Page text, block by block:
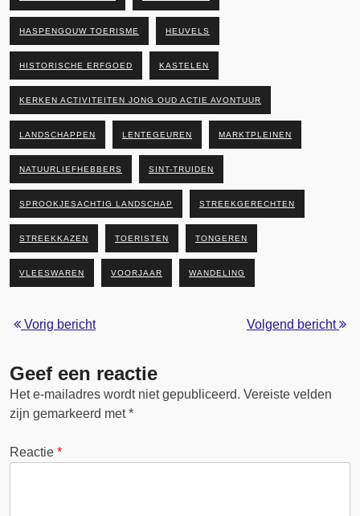
HASPENGOUW TOERISME HEUVELS
HISTORISCHE ERFGOED KASTELEN
KERKEN ACTIVITEITEN JONG OUD ACTIE AVONTUUR
LANDSCHAPPEN LENTEGEUREN MARKTPLEINEN
NATUURLIEFHEBBERS SINT-TRUIDEN
SPROOKJESACHTIG LANDSCHAP STREEKGERECHTEN
STREEKKAZEN TOERISTEN TONGEREN
VLEESWAREN VOORJAAR WANDELING
Vorig bericht Volgend bericht
Geef een reactie
Het e-mailadres wordt niet gepubliceerd. Vereiste velden
zijn gemarkeerd met*
Reactie *